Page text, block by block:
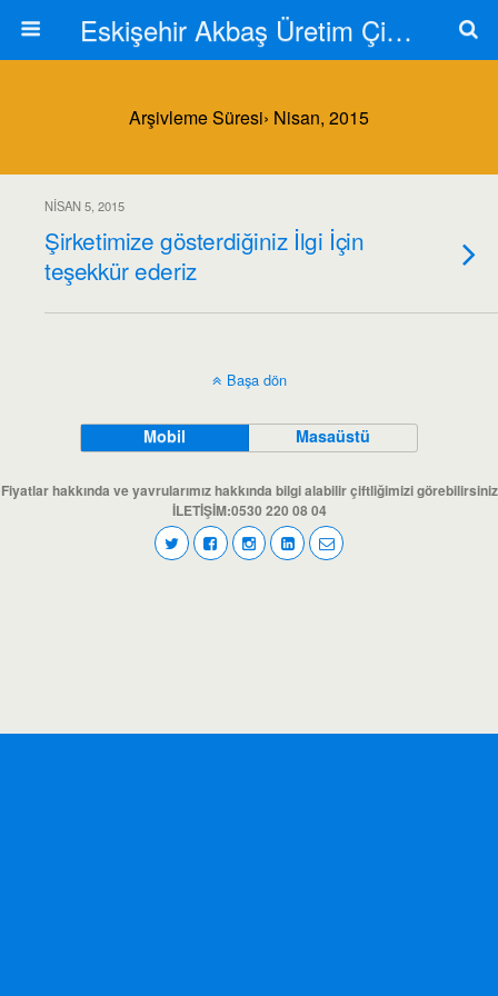
Eskişehir Akbaş Üretim Çiftliği
Arşivleme Süresi› Nisan, 2015
NISAN 5, 2015
Şirketimize gösterdiğiniz İlgi İçin
teşekkür ederiz
Başa dön
Mobil Masaüstü
Fiyatlar hakkında ve yavrularımız hakkında bilgi alabilir çiftliğimizi görebilirsiniz
İLETİŞİM:0530 220 08 04